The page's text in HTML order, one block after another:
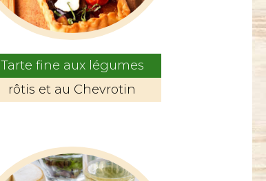
Tarte fine aux légumes
rôtis et au Chevrotin